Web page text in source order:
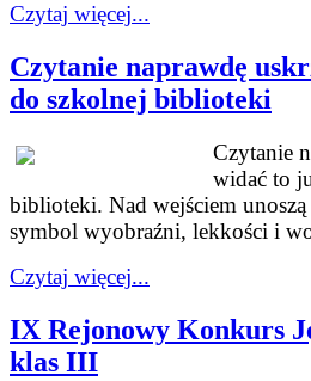
Czytaj więcej...
Czytanie naprawdę
do szkolnej biblioteki
Czytanie
widać to
biblioteki. Nad wejściem
symbol wyobraźni, lekkości i
Czytaj więcej...
IX Rejonowy Konkurs
klas III